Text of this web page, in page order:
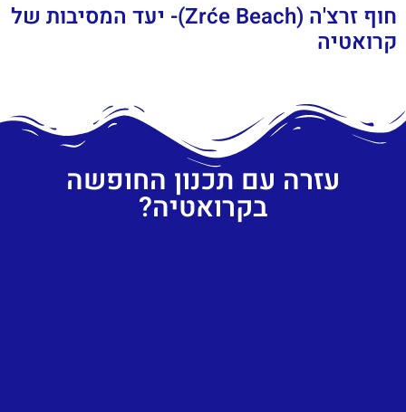
חוף זרצ'ה (Zrće Beach)- יעד המסיבות של
קרואטיה
עזרה עם תכנון החופשה
בקרואטיה?